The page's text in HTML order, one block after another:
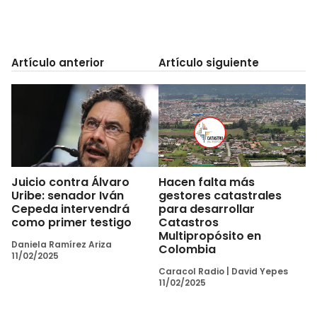
Artículo anterior
Juicio contra Álvaro
Uribe: senador Iván
Cepeda intervendrá
como primer testigo
Daniela Ramírez Ariza
11/02/2025
Artículo siguiente
Hacen falta más
gestores catastrales
para desarrollar
Catastros
Multipropósito en
Colombia
Caracol Radio
David Yepes
11/02/2025